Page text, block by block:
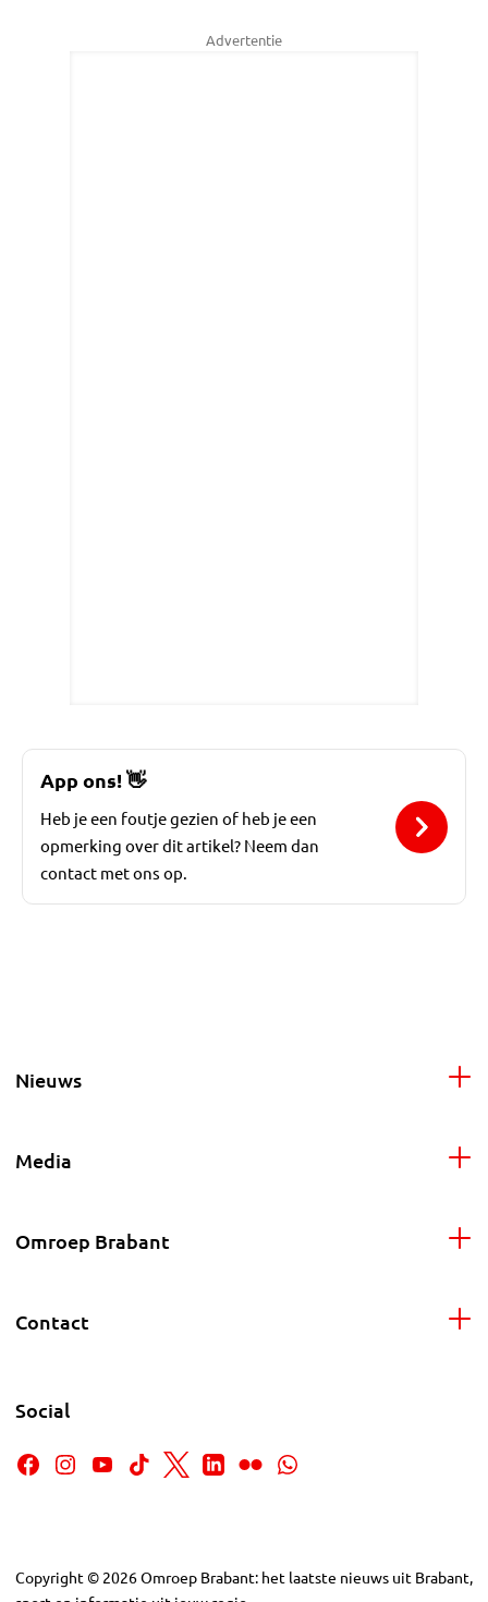
Advertentie
App ons!👋
Heb je een foutje gezien of heb je een
opmerking over dit artikel? Neem dan
contact met ons op.
Nieuws
Media
Omroep Brabant
Contact
Social
Copyright © 2026Omroep Brabant: het laatste nieuws uit Brabant,